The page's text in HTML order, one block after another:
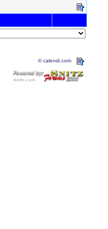
© calendi.com